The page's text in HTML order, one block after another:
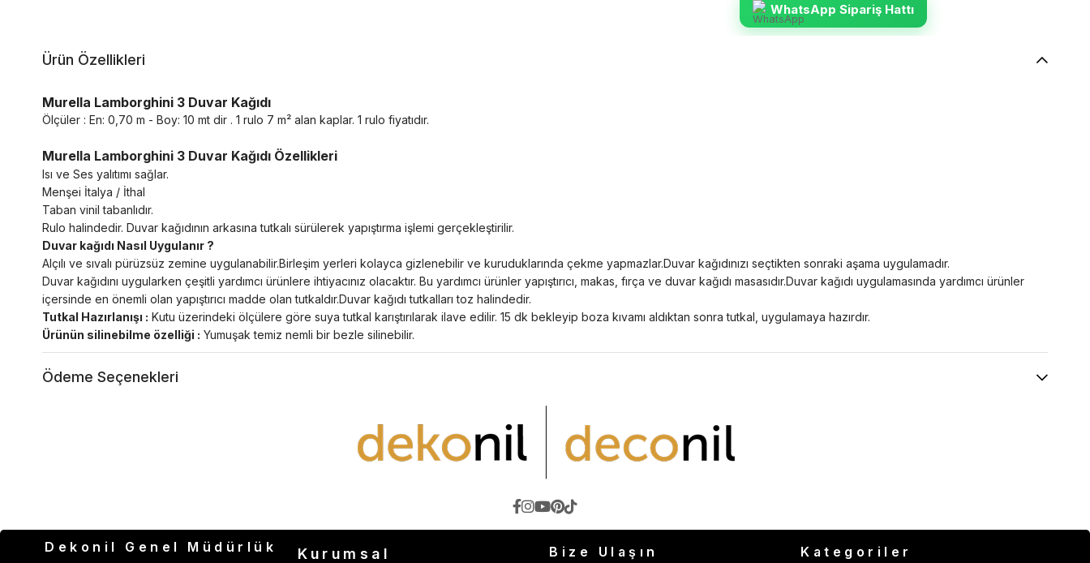
WhatsApp Sipariş Hattı
Ürün Özellikleri
Murella Lamborghini 3 Duvar Kağıdı
Ölçüler : En: 0,70 m - Boy: 10 mt dir . 1 rulo 7 m² alan kaplar. 1 rulo fiyatıdır.
Murella Lamborghini 3 Duvar Kağıdı Özellikleri
Isı ve Ses yalıtımı sağlar.
Menşei İtalya / İthal
Taban vinil tabanlıdır.
Rulo halindedir. Duvar kağıdının arkasına tutkalı sürülerek yapıştırma işlemi gerçekleştirilir.
Duvar kağıdı Nasıl Uygulanır ?
Alçılı ve sıvalı pürüzsüz zemine uygulanabilir.Birleşim yerleri kolayca gizlenebilir ve kuruduklarında çekme yapmazlar.Duvar kağıdınızı seçtikten sonraki aşama uygulamadır.
Duvar kağıdını uygularken çeşitli yardımcı ürünlere ihtiyacınız olacaktır. Bu yardımcı ürünler yapıştırıcı, makas, fırça ve duvar kağıdı masasıdır.Duvar kağıdı uygulamasında yardımcı ürünler
içersinde en önemli olan yapıştırıcı madde olan tutkaldır.Duvar kağıdı tutkalları toz halindedir.
Tutkal Hazırlanışı : Kutu üzerindeki ölçülere göre suya tutkal karıştırılarak ilave edilir. 15 dk bekleyip boza kıvamı aldıktan sonra tutkal, uygulamaya hazırdır.
Ürünün silinebilme özelliği : Yumuşak temiz nemli bir bezle silinebilir.
Ödeme Seçenekleri
Dekonil Genel Müdürlük Kurumsal Bize Ulaşın Kategoriler